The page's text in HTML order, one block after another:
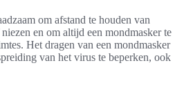
om afstand te houden van
en om altijd een mondmasker te
Het dragen van een mondmasker
van het virus te beperken, ook